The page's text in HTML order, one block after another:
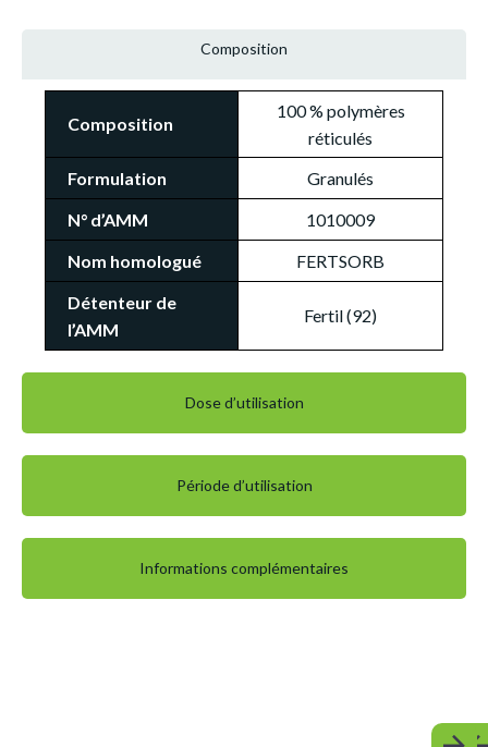
Composition
Dose d’utilisation
Période d’utilisation
Informations complémentaires
Composition
100 % polymères
réticulés
Formulation
Granulés
N° d’AMM
1010009
Nom homologué
FERTSORB
Détenteur de
l’AMM
Fertil (92)